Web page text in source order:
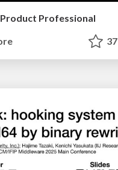
Professional
37